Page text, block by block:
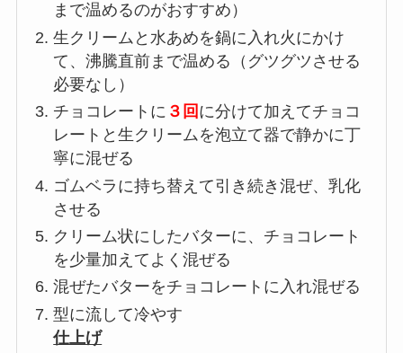
まで温めるのがおすすめ）
生クリームと水あめを鍋に入れ火にかけ
て、沸騰直前まで温める（グツグツさせる
必要なし）
チョコレートに ３回 に分けて加えてチョコ
レートと生クリームを泡立て器で静かに丁
寧に混ぜる
ゴムベラに持ち替えて引き続き混ぜ、乳化
させる
クリーム状にしたバターに、チョコレート
を少量加えてよく混ぜる
混ぜたバターをチョコレートに入れ混ぜる
型に流して冷やす
仕上げ